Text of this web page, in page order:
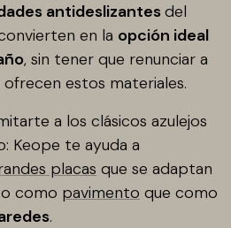
antideslizantesdel
en la opción ideal
, sin tener que renunciar a
estos materiales.
a los clásicos azulejos
Keope te ayuda a
placas que se adaptan
como pavimento que como
.